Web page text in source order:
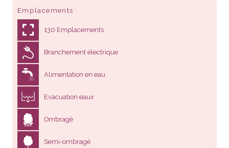
Emplacements
130 Emplacements
Branchement électrique
Alimentation en eau
Evacuation eaux
Ombragé
Semi-ombragé